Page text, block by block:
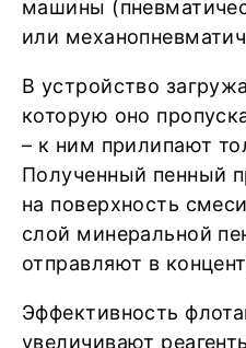
машины
или
В устройство
которую оно
– к ним прилипают
Полученный пенный
на поверхность
слой минеральной
отправляют в
Эффективность
увеличивают